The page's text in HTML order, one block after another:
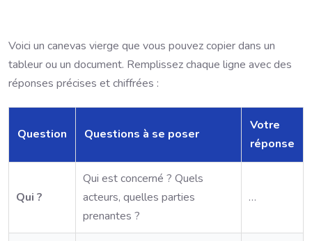
Voici un canevas vierge que vous pouvez copier dans un
tableur ou un document. Remplissez chaque ligne avec des
réponses précises et chiffrées :
Question Questions à se poser
Votre
réponse
Qui ?
Qui est concerné ? Quels
acteurs, quelles parties
prenantes ?
…